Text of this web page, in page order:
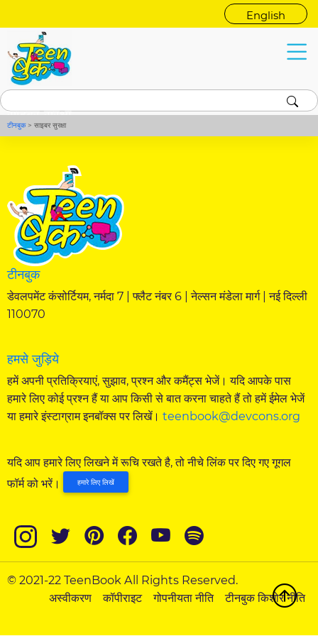
English
साइबर सुरक्षा
टीनबुक>साइबर सुरक्षा
टीनबुक
डेवलपमेंट कंसोर्टियम, नर्मदा 7 | फ्लैट नंबर 6 | नेल्सन मंडेला मार्ग | नई दिल्ली
110070
हमसे जुड़िये
हमें अपनी प्रतिक्रियाएं, सुझाव, प्रश्न और कमैंट्स भेजें। यदि आपके पास
हमारे लिए कोई प्रश्न हैं या आप किसी से बात करना चाहते हैं तो हमें ईमेल भेजें
या हमारे इंस्टाग्राम इनबॉक्स पर लिखें।teenbook@devcons.org
यदि आप हमारे लिए लिखने में रूचि रखते है, तो नीचे लिंक पर दिए गए गूगल
फॉर्म को भरें।
हमारे लिए लिखें
© 2021-22 TeenBook All Rights Reserved.
अस्वीकरण
कॉपीराइट गोपनीयता नीति टीनबुक किशोर नीति